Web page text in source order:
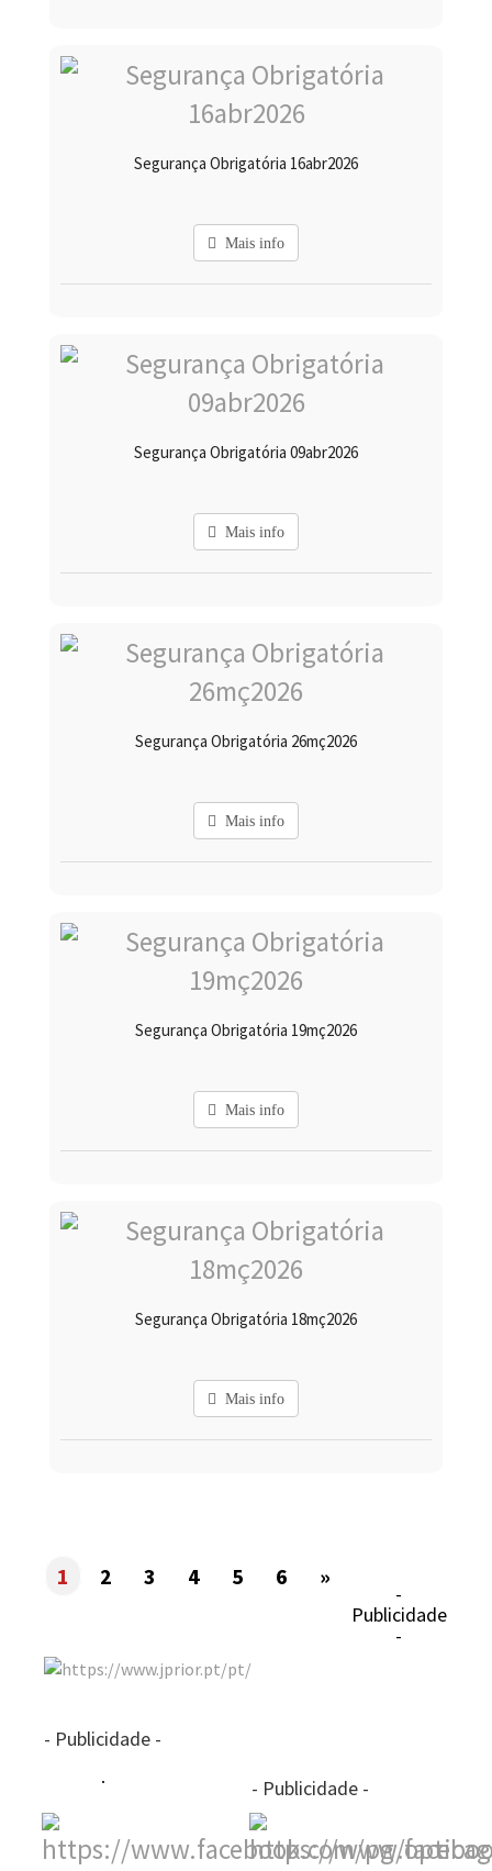
Segurança Obrigatória 16abr2026
Mais info
Segurança Obrigatória 09abr2026
Mais info
Segurança Obrigatória 26mç2026
Mais info
Segurança Obrigatória 19mç2026
Mais info
Segurança Obrigatória 18mç2026
Mais info
1 2 3 4 5 6 »
-
Publicidade
-
- Publicidade -
- Publicidade -